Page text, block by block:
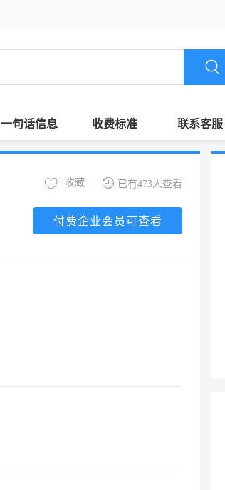
一句话信息 收费标准 联系客服
已有473人查看
收藏
付费企业会员可查看